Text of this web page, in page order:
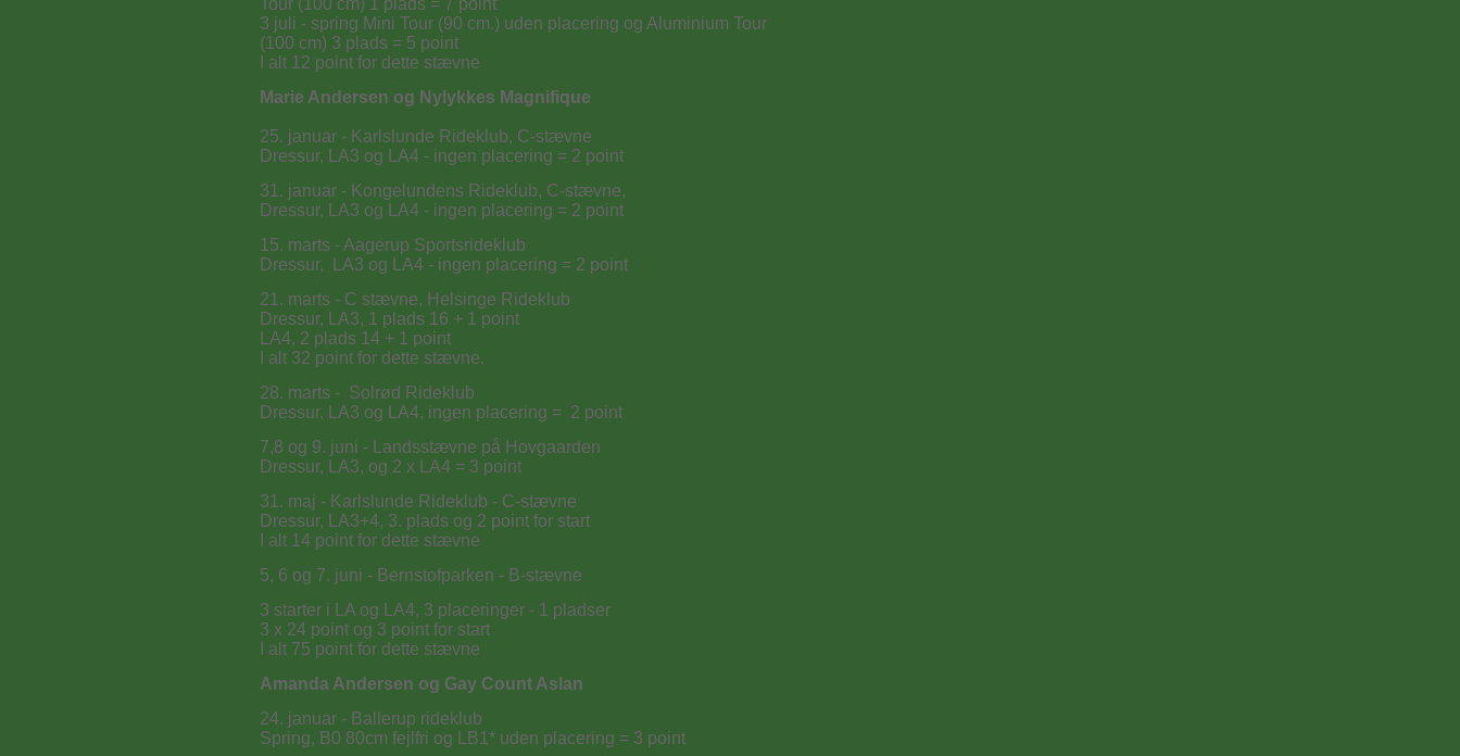
Tour (100 cm) 1 plads = 7 point
3 juli - spring Mini Tour (90 cm.) uden placering og Aluminium Tour
(100 cm) 3 plads = 5 point
I alt 12 point for dette stævne
Marie Andersen og Nylykkes Magnifique
25. januar - Karlslunde Rideklub, C-stævne
Dressur, LA3 og LA4 - ingen placering = 2 point
31. januar - Kongelundens Rideklub, C-stævne,
Dressur, LA3 og LA4 - ingen placering = 2 point
15. marts - Aagerup Sportsrideklub
Dressur, LA3 og LA4 - ingen placering = 2 point
21. marts - C stævne, Helsinge Rideklub
Dressur, LA3, 1 plads 16 + 1 point
LA4, 2 plads 14 + 1 point
I alt 32 point for dette stævne.
28. marts - Solrød Rideklub
Dressur, LA3 og LA4, ingen placering = 2 point
7,8 og 9. juni - Landsstævne på Hovgaarden
Dressur, LA3, og 2 x LA4 = 3 point
31. maj - Karlslunde Rideklub - C-stævne
Dressur, LA3+4, 3. plads og 2 point for start
I alt 14 point for dette stævne
5, 6 og 7. juni - Bernstofparken - B-stævne
3 starter i LA og LA4, 3 placeringer - 1 pladser
3 x 24 point og 3 point for start
I alt 75 point for dette stævne
Amanda Andersen og Gay Count Aslan
24. januar - Ballerup rideklub
Spring, B0 80cm fejlfri og LB1* uden placering = 3 point